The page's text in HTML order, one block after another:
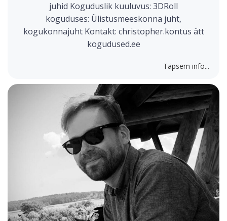
juhid Koguduslik kuuluvus: 3DRoll
koguduses: Ülistusmeeskonna juht,
kogukonnajuht Kontakt: christopher.kontus ätt
kogudused.ee
Täpsem info...